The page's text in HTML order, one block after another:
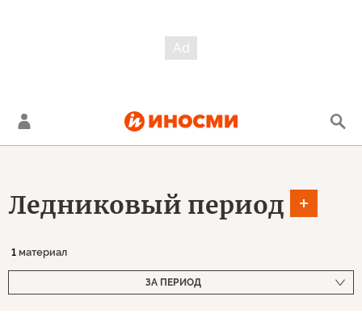
Ледниковый период
1 материал
ЗА ПЕРИОД